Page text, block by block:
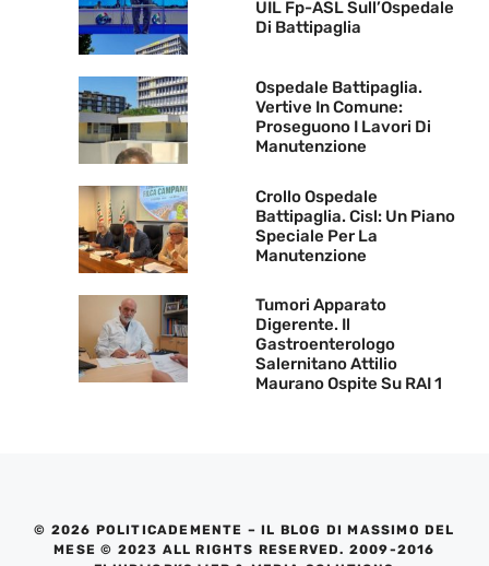
UIL Fp-ASL Sull’Ospedale
Di Battipaglia
Ospedale Battipaglia.
Vertive In Comune:
Proseguono I Lavori Di
Manutenzione
Crollo Ospedale
Battipaglia. Cisl: Un Piano
Speciale Per La
Manutenzione
Tumori Apparato
Digerente. Il
Gastroenterologo
Salernitano Attilio
Maurano Ospite Su RAI 1
© 2026 POLITICADEMENTE – IL BLOG DI MASSIMO DEL
MESE © 2023 ALL RIGHTS RESERVED. 2009-2016